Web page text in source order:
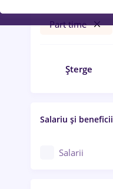
Part time
Șterge
Salariu și beneficii
Salarii